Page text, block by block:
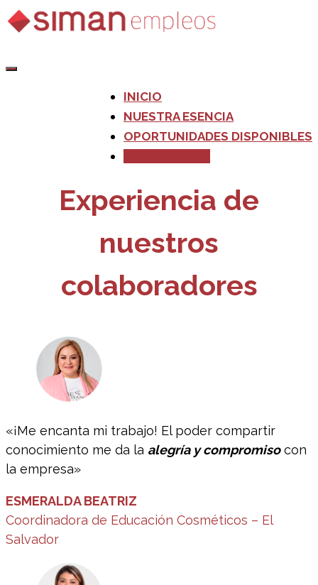
INICIO
NUESTRA ESENCIA
OPORTUNIDADES DISPONIBLES
Experiencia de
nuestros
colaboradores
«¡Me encanta mi trabajo! El poder compartir
conocimiento me da la alegría y compromisocon
la empresa»
ESMERALDA BEATRIZ
Coordinadora de Educación Cosméticos – El
Salvador